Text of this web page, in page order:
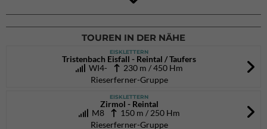
DAV Kletter- & Boulderzentrum München Süd (Thalkirchen)
26.09.2026
TOUREN IN DER NÄHE
EISKLETTERN
Tristenbach Eisfall - Reintal / Taufers
WI4- 230 m / 450 Hm
Rieserferner-Gruppe
EISKLETTERN
Zirmol - Reintal
M8 150 m / 250 Hm
Rieserferner-Gruppe